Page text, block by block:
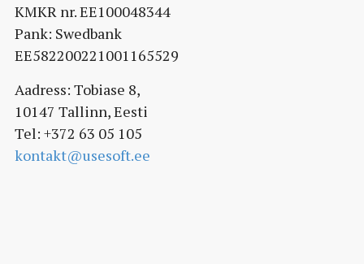
KMKR nr. EE100048344
Pank: Swedbank
EE582200221001165529
Aadress: Tobiase 8,
10147 Tallinn, Eesti
Tel: +372 63 05 105
kontakt@usesoft.ee